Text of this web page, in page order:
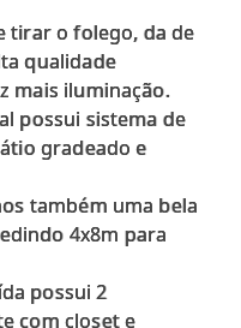
tirar o folego, da de
qualidade
mais iluminação.
possui sistema de
gradeado e
também uma bela
4x8m para
possui 2
com closet e